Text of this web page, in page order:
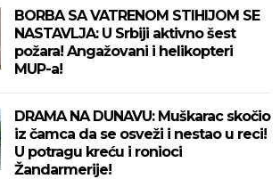
BORBA SA VATRENOM STIHIJOM SE
NASTAVLJA: U Srbiji aktivno šest
požara! Angažovani i helikopteri
MUP-a!
DRAMA NA DUNAVU: Muškarac skočio
iz čamca da se osveži i nestao u reci!
U potragu kreću i ronioci
Žandarmerije!